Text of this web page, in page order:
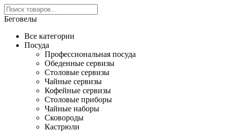
Беговелы
Все категории
Посуда
Профессиональная посуда
Обеденные сервизы
Столовые сервизы
Чайные сервизы
Кофейные сервизы
Столовые приборы
Чайные наборы
Сковороды
Кастрюли